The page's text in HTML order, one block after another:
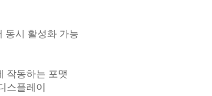
동시 활성화 가능
작동하는 포맷
스플레이